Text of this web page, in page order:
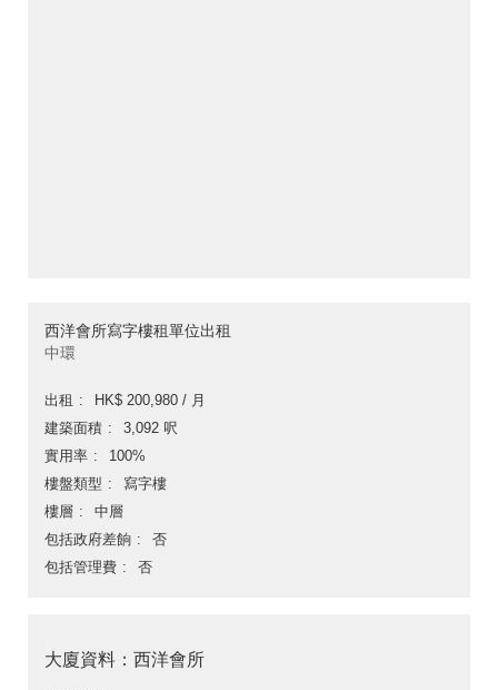
西洋會所寫字樓租單位出租
中環
出租
HK$ 200,980 / 月
建築面積
3,092 呎
實用率
100%
樓盤類型
寫字樓
樓層
中層
包括政府差餉
否
包括管理費
否
大廈資料：西洋會所